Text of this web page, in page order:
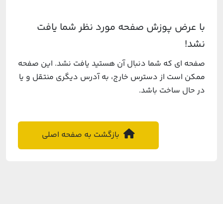
با عرض پوزش صفحه مورد نظر شما یافت
نشد!
صفحه ای که شما دنبال آن هستید یافت نشد. این صفحه
ممکن است از دسترس خارج، به آدرس دیگری منتقل و یا
در حال ساخت باشد.
بازگشت به صفحه اصلی